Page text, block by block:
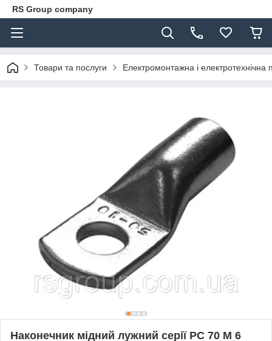
RS Group company
Товари та послуги Електромонтажна і електротехнічна
Наконечник мідний лужний серії РС 70 М 6